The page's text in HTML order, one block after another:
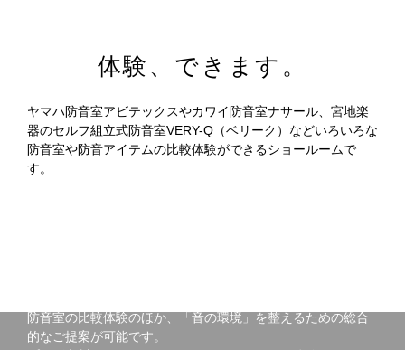
体験、できます。
ヤマハ防音室アビテックスやカワイ防音室ナサール、宮地楽
器のセルフ組立式防音室VERY-Q（ベリーク）などいろいろな
防音室や防音アイテムの比較体験ができるショールームで
す。
防音室の比較体験のほか、「音の環境」を整えるための総合
的なご提案が可能です。